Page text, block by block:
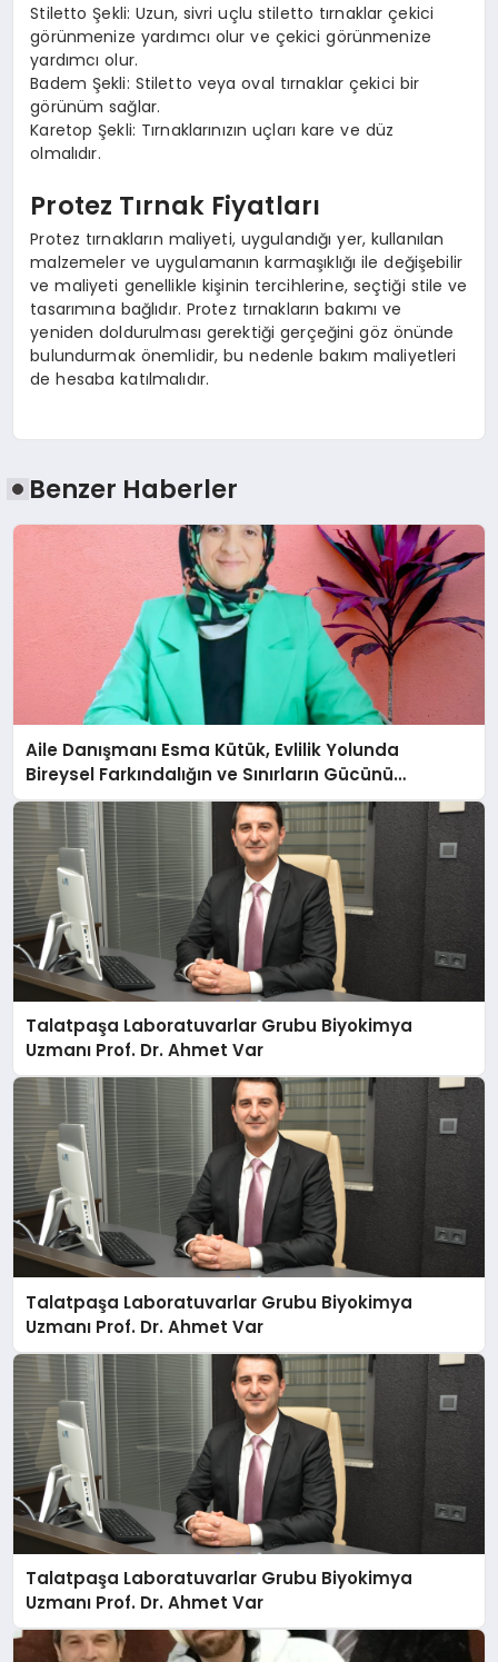
Stiletto Şekli: Uzun, sivri uçlu stiletto tırnaklar çekici
görünmenize yardımcı olur ve çekici görünmenize
yardımcı olur.
Badem Şekli: Stiletto veya oval tırnaklar çekici bir
görünüm sağlar.
Karetop Şekli: Tırnaklarınızın uçları kare ve düz
olmalıdır.
Protez Tırnak Fiyatları
Protez tırnakların maliyeti, uygulandığı yer, kullanılan
malzemeler ve uygulamanın karmaşıklığı ile değişebilir
ve maliyeti genellikle kişinin tercihlerine, seçtiği stile ve
tasarımına bağlıdır. Protez tırnakların bakımı ve
yeniden doldurulması gerektiği gerçeğini göz önünde
bulundurmak önemlidir, bu nedenle bakım maliyetleri
de hesaba katılmalıdır.
Benzer Haberler
Aile Danışmanı Esma Kütük, Evlilik Yolunda
Bireysel Farkındalığın ve Sınırların Gücünü
Anlatıyor
Talatpaşa Laboratuvarlar Grubu Biyokimya
Uzmanı Prof. Dr. Ahmet Var
Talatpaşa Laboratuvarlar Grubu Biyokimya
Uzmanı Prof. Dr. Ahmet Var
Talatpaşa Laboratuvarlar Grubu Biyokimya
Uzmanı Prof. Dr. Ahmet Var